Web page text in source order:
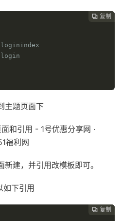
 复制
主题页面下
建，并引用改模板即可。
如下引用
 复制